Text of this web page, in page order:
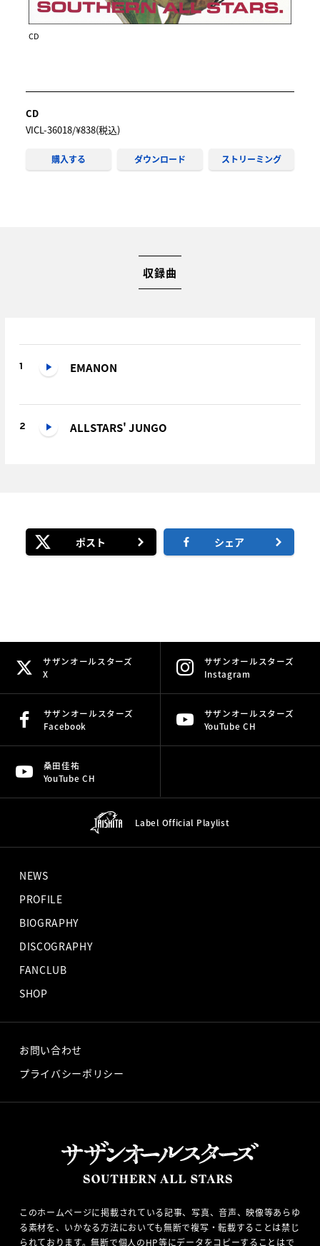
CD
CD
VICL-36018/¥838(税込)
購入する ダウンロード ストリーミング
収録曲
1 EMANON
2 ALLSTARS' JUNGO
ポスト シェア
サザンオールスターズ
X
サザンオールスターズ
Instagram
サザンオールスターズ
Facebook
サザンオールスターズ
YouTube CH
桑田佳祐
YouTube CH
Label Official Playlist
このホームページに掲載されている記事、写真、音声、映像等あらゆ
る素材を、いかなる方法においても無断で複写・転載することは禁じ
られております。無断で個人のHP等にデータをコピーすることはで
NEWS
PROFILE
BIOGRAPHY
DISCOGRAPHY
FANCLUB
SHOP
お問い合わせ
プライバシーポリシー